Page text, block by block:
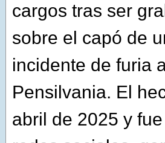
cargos tras ser
sobre el capó de
incidente de furia
Pensilvania. El
abril de 2025 y